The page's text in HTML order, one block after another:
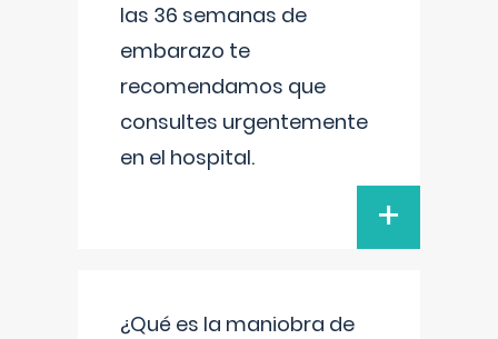
las 36 semanas de
embarazo te
recomendamos que
consultes urgentemente
en el hospital.
+
¿Qué es la maniobra de